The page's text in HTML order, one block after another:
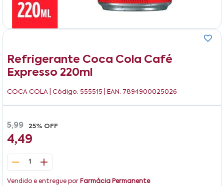
Refrigerante Coca Cola Café
Expresso 220ml
COCA COLA | Código: 555515 | EAN: 7894900025026
5,99 25% OFF
4,49
1
Vendido e entregue por Farmácia Permanente